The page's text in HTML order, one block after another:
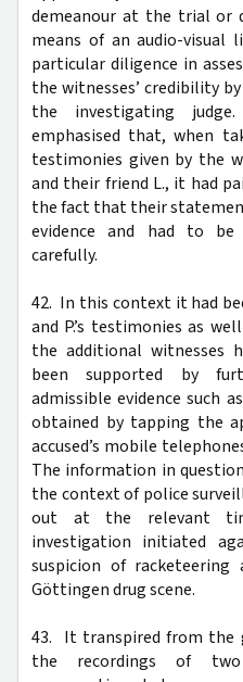
demeanour at the trial or
means of an audio-visual
particular diligence in
the witnesses’ credibility
the investigating
emphasised that, when
testimonies given by the
and their friend L., it had
the fact that their
evidence and had to be
carefully.
42. In this context it had
and P.’s testimonies as
the additional witnesses
been supported by
admissible evidence such
obtained by tapping the
accused’s mobile
The information in
the context of police
out at the relevant
investigation initiated
suspicion of
Göttingen drug scene.
43. It transpired from the
the recordings of